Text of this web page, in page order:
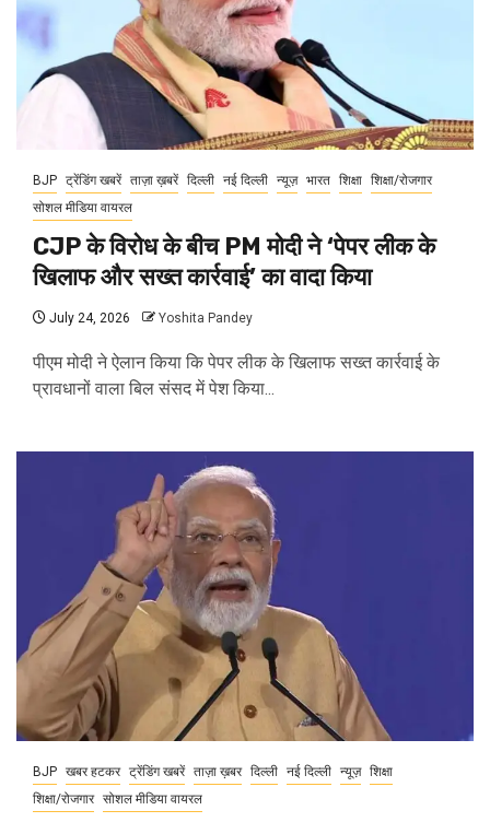
BJP ट्रेंडिंग खबरें ताज़ा ख़बरें दिल्ली नई दिल्ली न्यूज़ भारत शिक्षा शिक्षा/रोजगार
सोशल मीडिया वायरल
CJP के विरोध के बीच PM मोदी ने ‘पेपर लीक के
खिलाफ और सख्त कार्रवाई’ का वादा किया
July 24, 2026 Yoshita Pandey
पीएम मोदी ने ऐलान किया कि पेपर लीक के खिलाफ सख्त कार्रवाई के
प्रावधानों वाला बिल संसद में पेश किया...
BJP खबर हटकर ट्रेंडिंग खबरें ताज़ा ख़बर दिल्ली नई दिल्ली न्यूज़ शिक्षा
शिक्षा/रोजगार सोशल मीडिया वायरल